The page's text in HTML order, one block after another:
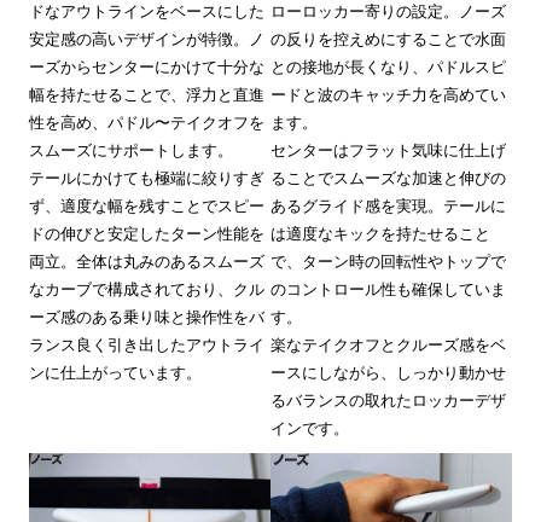
ドなアウトラインをベースにした
安定感の高いデザインが特徴。ノ
ーズからセンターにかけて十分な
幅を持たせることで、浮力と直進
性を高め、パドル〜テイクオフを
スムーズにサポートします。
テールにかけても極端に絞りすぎ
ず、適度な幅を残すことでスピー
ドの伸びと安定したターン性能を
両立。全体は丸みのあるスムーズ
なカーブで構成されており、クル
ーズ感のある乗り味と操作性をバ
ランス良く引き出したアウトライ
ンに仕上がっています。
ローロッカー寄りの設定。ノーズ
の反りを控えめにすることで水面
との接地が長くなり、パドルスピ
ードと波のキャッチ力を高めてい
ます。
センターはフラット気味に仕上げ
ることでスムーズな加速と伸びの
あるグライド感を実現。テールに
は適度なキックを持たせること
で、ターン時の回転性やトップで
のコントロール性も確保していま
す。
楽なテイクオフとクルーズ感をベ
ースにしながら、しっかり動かせ
るバランスの取れたロッカーデザ
インです。